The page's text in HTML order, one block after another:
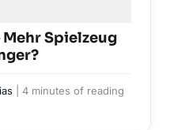
Mehr Spielzeug
4 minutes of reading